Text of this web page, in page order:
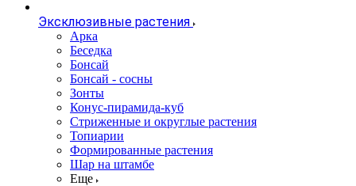
Эксклюзивные растения
Арка
Беседка
Бонсай
Бонсай - сосны
Зонты
Конус-пирамида-куб
Стриженные и округлые растения
Топиарии
Формированные растения
Шар на штамбе
Еще